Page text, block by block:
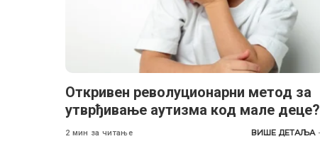
Откривен револуционарни метод за
утврђивање аутизма код мале деце?
2 мин за читање ВИШЕ ДЕТАЉА